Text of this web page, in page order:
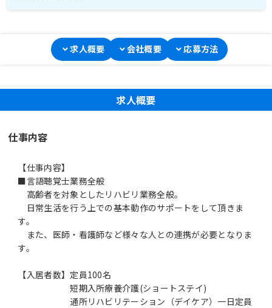
求人概要 会社概要 応募方法
求人概要
仕事内容
【仕事内容】
■言語聴覚士業務全般
高齢者を対象としたリハビリ業務全般。
日常生活を行う上での基本動作のサポートをして頂きま
す。
また、医師・看護師など様々な人との連携が必要となりま
す。
【入居者数】定員100名
短期入所療養介護(ショートステイ)
通所リハビリテーション（デイケア）一日定員